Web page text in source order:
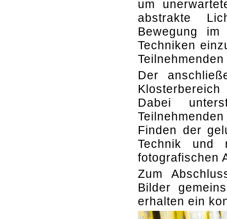
um
abstrakte
Bewegung
Techniken
Der
Dabei
Finden der
Technik und
fotografischen
Zum
Bilder
erhalten ein